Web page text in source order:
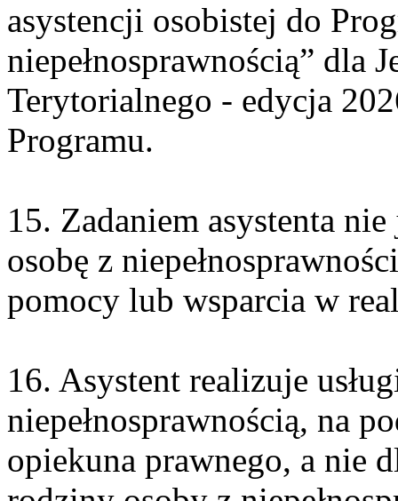
asystencji osobistej do
niepełnosprawnością” dla
Terytorialnego - edycja
Programu.
15. Zadaniem asystenta
osobę z
pomocy lub wsparcia w
16. Asystent realizuje
niepełnosprawnością, na
opiekuna prawnego, a nie